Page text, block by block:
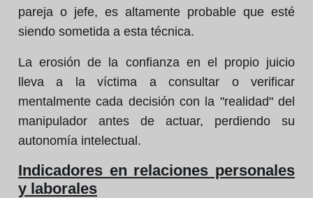
pareja o jefe, es altamente probable que esté
siendo sometida a esta técnica.
La erosión de la confianza en el propio juicio
lleva a la víctima a consultar o verificar
mentalmente cada decisión con la "realidad" del
manipulador antes de actuar, perdiendo su
autonomía intelectual.
Indicadores en relaciones personales
y laborales